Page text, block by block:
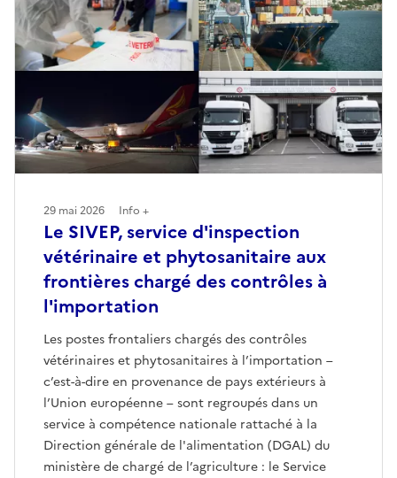
Le SIVEP, service d'inspection
vétérinaire et phytosanitaire aux
frontières chargé des contrôles à
l'importation
Les postes frontaliers chargés des contrôles
vétérinaires et phytosanitaires à l’importation –
c’est-à-dire en provenance de pays extérieurs à
l’Union européenne – sont regroupés dans un
service à compétence nationale rattaché à la
Direction générale de l'alimentation (DGAL) du
ministère de chargé de l’agriculture : le Service
29 mai 2026 Info +